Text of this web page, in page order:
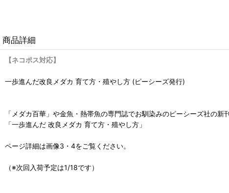
商品詳細
【ネコポス対応】
一歩進んだ改良メダカ 育て方・殖やし方 (ピーシーズ発行)
「メダカ百華」や金魚・熱帯魚の専門誌でお馴染みのピーシーズ社の新
「一歩進んだ 改良メダカ 育て方・殖やし方」
ページ詳細は画像3・4をご覧ください。
（※次回入荷予定は1/18です）